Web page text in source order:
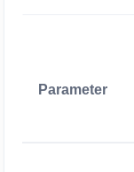
Parameter